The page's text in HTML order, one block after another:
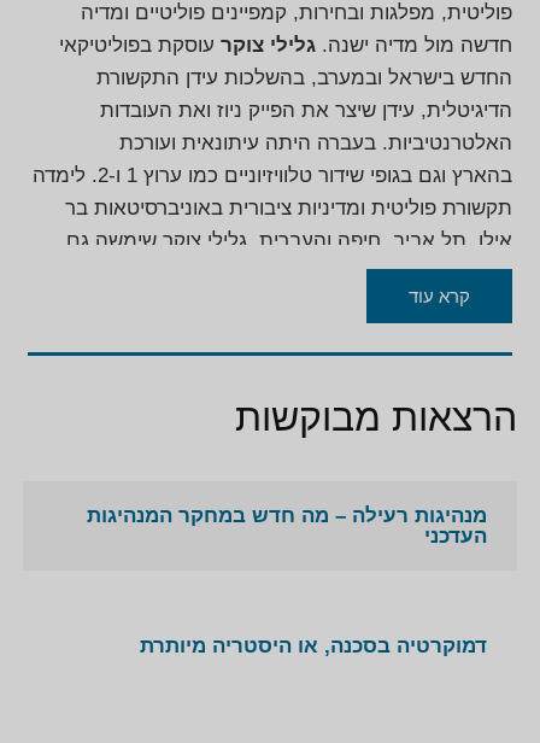
פוליטית, מפלגות ובחירות, קמפיינים פוליטיים ומדיה
חדשה מול מדיה ישנה.גלילי צוקר עוסקת בפוליטיקאי
החדש בישראל ובמערב, בהשלכות עידן התקשורת
הדיגיטלית, עידן שיצר את הפייק ניוז ואת העובדות
האלטרנטיביות. בעברה היתה עיתונאית ועורכת
בהארץ וגם בגופי שידור טלוויזיוניים כמו ערוץ 1 ו-2. לימדה
תקשורת פוליטית ומדיניות ציבורית באוניברסיטאות בר
אילן, תל אביב, חיפה והעברית. גלילי צוקר שימשה גם
כיועצת לתקשורת פוליטית לפוליטיקאים בכירים. ביניהם
אהוד ברק, יצחק הרצוג, בנימין נתניהו ואחרים.
קרא עוד
הרצאות מבוקשות
מנהיגות רעילה – מה חדש במחקר המנהיגות
העדכני
דמוקרטיה בסכנה, או היסטריה מיותרת